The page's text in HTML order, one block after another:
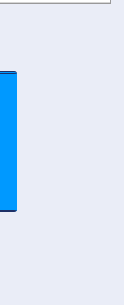
つある他
by livedoor 相互RSS